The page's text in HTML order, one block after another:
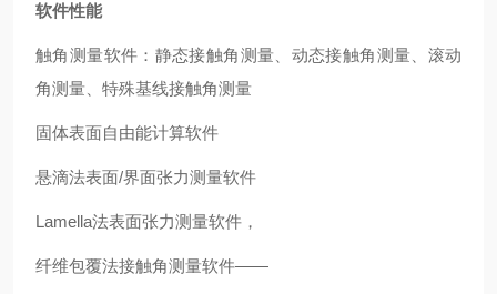
软件性能
触角测量软件：静态接触角测量、动态接触角测量、滚动
角测量、特殊基线接触角测量
固体表面自由能计算软件
悬滴法表面/界面张力测量软件
Lamella法表面张力测量软件，
纤维包覆法接触角测量软件——